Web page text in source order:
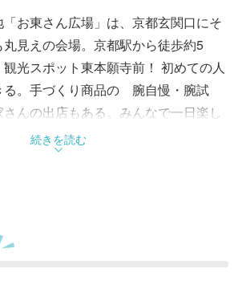
お東さん広場」は、京都玄関口にそ
見えの会場。京都駅から徒歩約5
光スポット東本願寺前！ 初めての人
る。手づくり商品の 腕自慢・腕試
んの出店もある。みんなで一日楽し
続きを読む